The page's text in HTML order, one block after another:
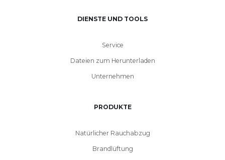
DIENSTE UND TOOLS
Service
Dateien zum Herunterladen
Unternehmen
PRODUKTE
Natürlicher Rauchabzug
Brandlüftung